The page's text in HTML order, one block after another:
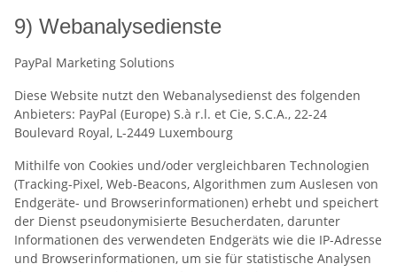
9) Webanalysedienste
PayPal Marketing Solutions
Diese Website nutzt den Webanalysedienst des folgenden
Anbieters: PayPal (Europe) S.à r.l. et Cie, S.C.A., 22-24
Boulevard Royal, L-2449 Luxembourg
Mithilfe von Cookies und/oder vergleichbaren Technologien
(Tracking-Pixel, Web-Beacons, Algorithmen zum Auslesen von
Endgeräte- und Browserinformationen) erhebt und speichert
der Dienst pseudonymisierte Besucherdaten, darunter
Informationen des verwendeten Endgeräts wie die IP-Adresse
und Browserinformationen, um sie für statistische Analysen